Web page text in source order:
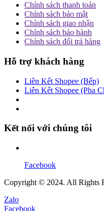
Chính sách thanh toán
Chính sách bảo mật
Chính sách giao nhận
Chính sách bảo hành
Chính sách đổi trả hàng
Hỗ trợ khách hàng
Liên Kết Shopee (Bếp)
Liên Kết Shopee (Pha
Kết nối với chúng tôi
Facebook
Copyright © 2024. All Rights
Zalo
Facebook